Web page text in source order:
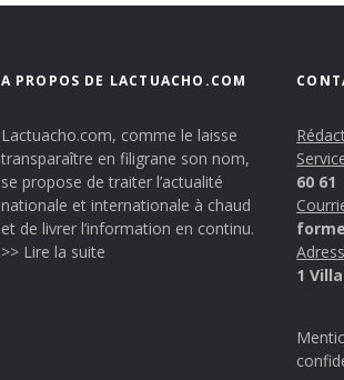
A PROPOS DE LACTUACHO.COM
Lactuacho.com, comme le laisse
transparaître en filigrane son nom,
se propose de traiter l’actualité
nationale et internationale à chaud
et de livrer l’information en continu.
>> Lire la suite
60 61
1